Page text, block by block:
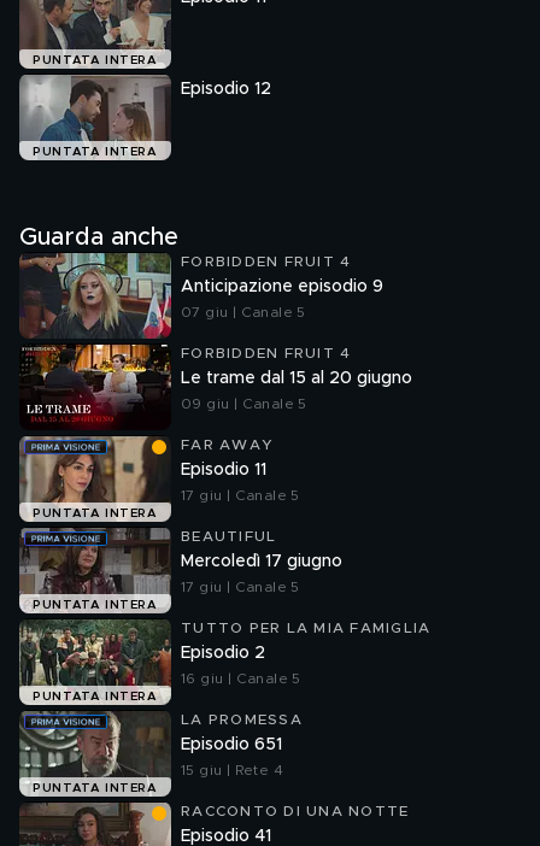
PUNTATA INTERA
PUNTATA INTERA
Episodio 12
Guarda anche
FORBIDDEN FRUIT 4
Anticipazione episodio 9
07 giu | Canale 5
FORBIDDEN FRUIT 4
Le trame dal 15 al 20 giugno
09 giu | Canale 5
PUNTATA INTERA
FAR AWAY
Episodio 11
17 giu | Canale 5
PUNTATA INTERA
BEAUTIFUL
Mercoledì 17 giugno
17 giu | Canale 5
PUNTATA INTERA
TUTTO PER LA MIA FAMIGLIA
Episodio 2
16 giu | Canale 5
PUNTATA INTERA
LA PROMESSA
Episodio 651
15 giu | Rete 4
RACCONTO DI UNA NOTTE
Episodio 41